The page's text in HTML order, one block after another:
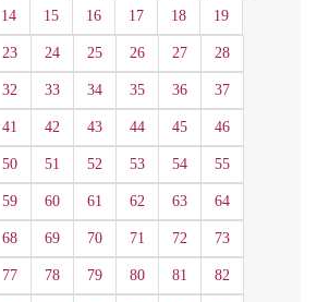
14 15 16 17 18 19
23 24 25 26 27 28
32 33 34 35 36 37
41 42 43 44 45 46
50 51 52 53 54 55
59 60 61 62 63 64
68 69 70 71 72 73
77 78 79 80 81 82